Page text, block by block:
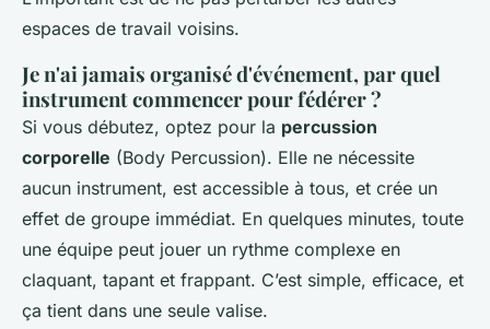
espaces de travail voisins.
Je n'ai jamais organisé d'événement, par quel
instrument commencer pour fédérer ?
Si vous débutez, optez pour la percussion
corporelle (Body Percussion). Elle ne nécessite
aucun instrument, est accessible à tous, et crée un
effet de groupe immédiat. En quelques minutes, toute
une équipe peut jouer un rythme complexe en
claquant, tapant et frappant. C’est simple, efficace, et
ça tient dans une seule valise.